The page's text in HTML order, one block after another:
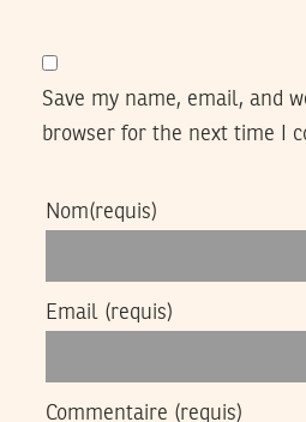
Save my name, email, and
browser for the next time I
Nom(requis)
Email (requis)
Commentaire (requis)